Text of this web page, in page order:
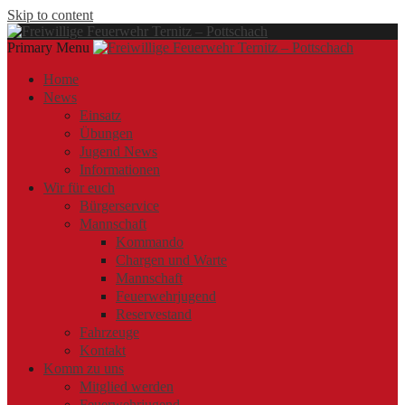
Skip to content
Primary Menu
Freiwillige Feuerwehr Ternitz – Pottschach
Home
News
Einsatz
Übungen
Jugend News
Informationen
Wir für euch
Bürgerservice
Mannschaft
Kommando
Chargen und Warte
Mannschaft
Feuerwehrjugend
Reservestand
Fahrzeuge
Kontakt
Komm zu uns
Mitglied werden